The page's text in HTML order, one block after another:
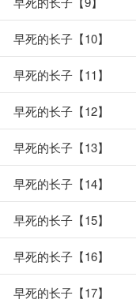
早死的长子【10】
早死的长子【11】
早死的长子【12】
早死的长子【13】
早死的长子【14】
早死的长子【15】
早死的长子【16】
早死的长子【17】